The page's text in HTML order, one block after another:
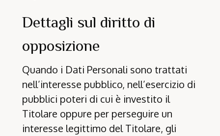
Dettagli sul diritto di
opposizione
Quando i Dati Personali sono trattati
nell’interesse pubblico, nell’esercizio di
pubblici poteri di cui è investito il
Titolare oppure per perseguire un
interesse legittimo del Titolare, gli